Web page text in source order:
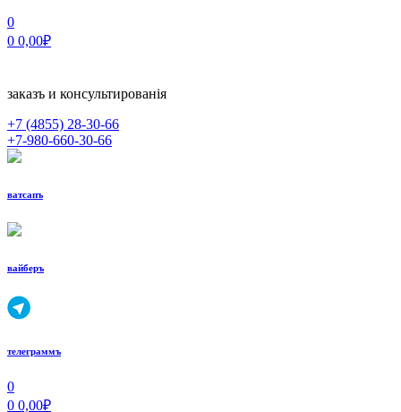
0
0 0,00₽
заказъ и консультированiя
+7 (4855) 28-30-66
+7-980-660-30-66
ватсапъ
вайберъ
телеграммъ
МЕНЮ
0
0 0,00₽